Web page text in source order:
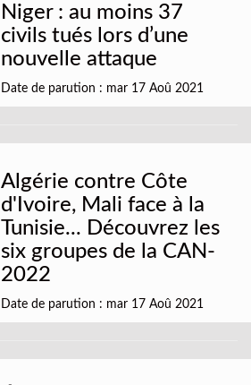
Niger : au moins 37
civils tués lors d’une
nouvelle attaque
Date de parution : mar 17 Aoû 2021
Algérie contre Côte
d'Ivoire, Mali face à la
Tunisie... Découvrez les
six groupes de la CAN-
2022
Date de parution : mar 17 Aoû 2021